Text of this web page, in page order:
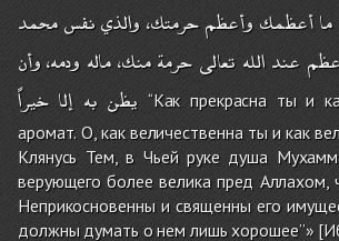
ماأعظمكوأعظمحرمتك،والذينفسمحمد
عنداللهتعالىحرمةمنك،مالهودمه،وأن
يظن به إلا خيراً
‘‘Как прекрасна ты и
аромат. О, как величественна ты и как
Клянусь Тем, в Чьей руке душа
верующего более велика пред Аллахом,
Неприкосновенны и священны его
должны думать о нем лишь хорошее’’»